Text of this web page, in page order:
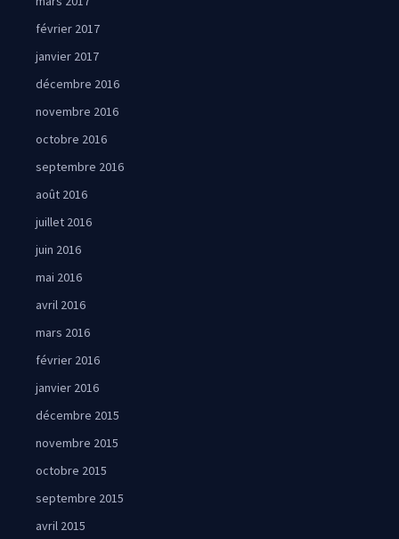
février 2017
janvier 2017
décembre 2016
novembre 2016
octobre 2016
septembre 2016
août 2016
juillet 2016
juin 2016
mai 2016
avril 2016
mars 2016
février 2016
janvier 2016
décembre 2015
novembre 2015
octobre 2015
septembre 2015
avril 2015